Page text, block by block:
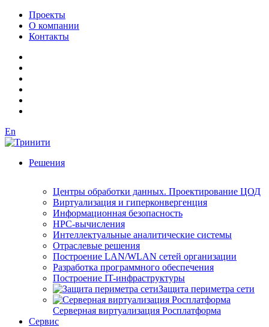
Проекты
О компании
Контакты
En
Решения
Центры обработки данных. Проектирование ЦОД
Виртуализация и гиперконвергенция
Информационная безопасность
HPC-вычисления
Интеллектуальные аналитические системы
Отраслевые решения
Построение LAN/WLAN сетей организации
Разработка программного обеспечения
Построение IT-инфраструктуры
Защита периметра сети
Серверная виртуализация Росплатформа
Сервис